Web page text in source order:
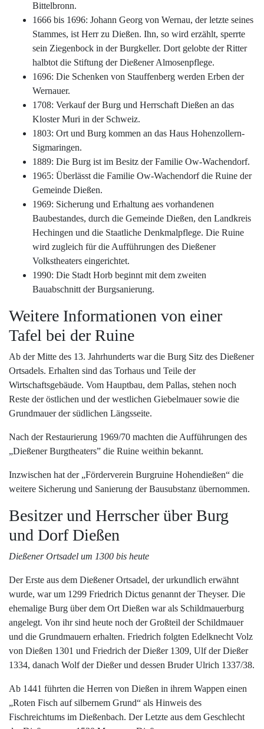
Bittelbronn.
1666 bis 1696: Johann Georg von Wernau, der letzte seines
Stammes, ist Herr zu Dießen. Ihn, so wird erzählt, sperrte
sein Ziegenbock in der Burgkeller. Dort gelobte der Ritter
halbtot die Stiftung der Dießener Almosenpflege.
1696: Die Schenken von Stauffenberg werden Erben der
Wernauer.
1708: Verkauf der Burg und Herrschaft Dießen an das
Kloster Muri in der Schweiz.
1803: Ort und Burg kommen an das Haus Hohenzollern-
Sigmaringen.
1889: Die Burg ist im Besitz der Familie Ow-Wachendorf.
1965: Überlässt die Familie Ow-Wachendorf die Ruine der
Gemeinde Dießen.
1969: Sicherung und Erhaltung aes vorhandenen
Baubestandes, durch die Gemeinde Dießen, den Landkreis
Hechingen und die Staatliche Denkmalpflege. Die Ruine
wird zugleich für die Aufführungen des Dießener
Volkstheaters eingerichtet.
1990: Die Stadt Horb beginnt mit dem zweiten
Bauabschnitt der Burgsanierung.
Weitere Informationen von einer
Tafel bei der Ruine
Ab der Mitte des 13. Jahrhunderts war die Burg Sitz des Dießener
Ortsadels. Erhalten sind das Torhaus und Teile der
Wirtschaftsgebäude. Vom Hauptbau, dem Pallas, stehen noch
Reste der östlichen und der westlichen Giebelmauer sowie die
Grundmauer der südlichen Längsseite.
Nach der Restaurierung 1969/70 machten die Aufführungen des
„Dießener Burgtheaters” die Ruine weithin bekannt.
Inzwischen hat der „Förderverein Burgruine Hohendießen“ die
weitere Sicherung und Sanierung der Bausubstanz übernommen.
Besitzer und Herrscher über Burg
und Dorf Dießen
Dießener Ortsadel um 1300 bis heute
Der Erste aus dem Dießener Ortsadel, der urkundlich erwähnt
wurde, war um 1299 Friedrich Dictus genannt der Theyser. Die
ehemalige Burg über dem Ort Dießen war als Schildmauerburg
angelegt. Von ihr sind heute noch der Großteil der Schildmauer
und die Grundmauern erhalten. Friedrich folgten Edelknecht Volz
von Dießen 1301 und Friedrich der Dießer 1309, Ulf der Dießer
1334, danach Wolf der Dießer und dessen Bruder Ulrich 1337/38.
Ab 1441 führten die Herren von Dießen in ihrem Wappen einen
„Roten Fisch auf silbernem Grund“ als Hinweis des
Fischreichtums im Dießenbach. Der Letzte aus dem Geschlecht